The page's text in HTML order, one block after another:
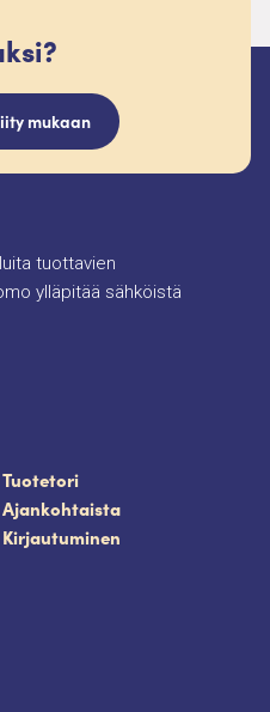
mukaan
tuottavien
ylläpitää sähköistä
Tuotetori
Ajankohtaista
Kirjautuminen